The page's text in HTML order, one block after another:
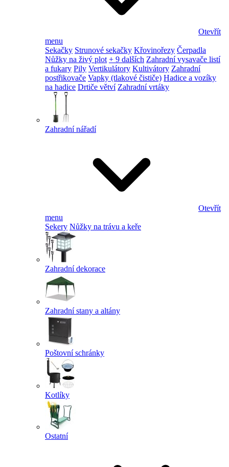
Otevřít
menu
Sekačky Strunové sekačky Křovinořezy Čerpadla
Nůžky na živý plot + 9 dalších Zahradní vysavače listí
a fukary Pily Vertikulátory Kultivátory Zahradní
postřikovače Vapky (tlakové čističe) Hadice a vozíky
na hadice Drtiče větví Zahradní vrtáky
Zahradní nářadí
Otevřít
menu
Sekery Nůžky na trávu a keře
Zahradní dekorace
Zahradní stany a altány
Poštovní schránky
Kotlíky
Ostatní